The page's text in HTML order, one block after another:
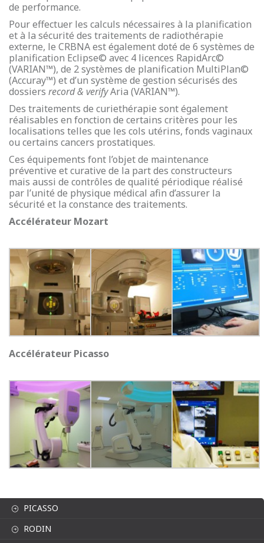
de performance.
Pour effectuer les calculs nécessaires à la planification
et à la sécurité des traitements de radiothérapie
externe, le CRBNA est également doté de 6 systèmes de
planification Eclipse© avec 4 licences RapidArc©
(VARIAN™), de 2 systèmes de planification MultiPlan©
(Accuray™) et d’un système de gestion sécurisés des
dossiers record & verifyAria (VARIAN™).
Des traitements de curiethérapie sont également
réalisables en fonction de certains critères pour les
localisations telles que les cols utérins, fonds vaginaux
ou certains cancers prostatiques.
Ces équipements font l’objet de maintenance
préventive et curative de la part des constructeurs
mais aussi de contrôles de qualité périodique réalisé
par l’unité de physique médical afin d’assurer la
sécurité et la constance des traitements.
Accélérateur Mozart
Accélérateur Picasso
PICASSO
RODIN